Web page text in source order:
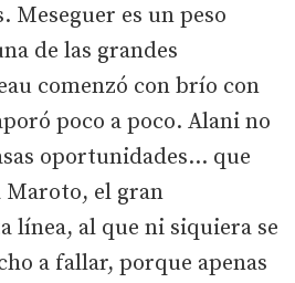
Meseguer es un peso
de las grandes
comenzó con brío con
poco a poco. Alani no
oportunidades... que
Maroto, el gran
línea, al que ni siquiera se
a fallar, porque apenas